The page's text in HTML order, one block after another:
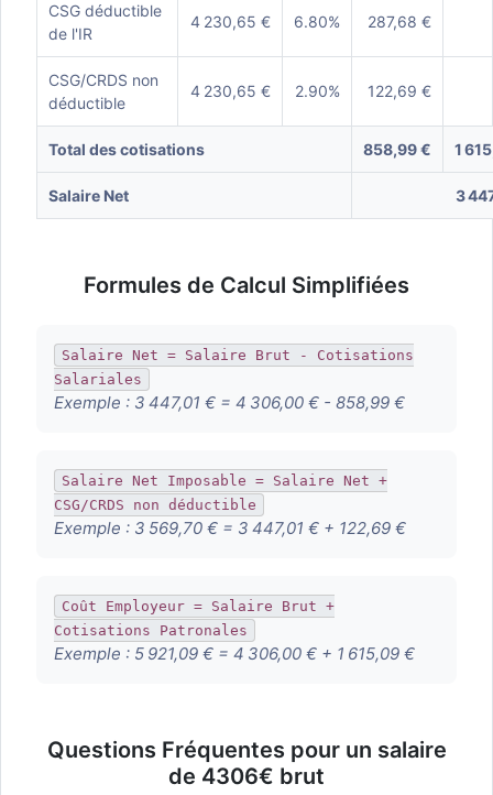
CSG déductible
de l'IR
4 230,65 € 6.80% 287,68 €
CSG/CRDS non
déductible
4 230,65 € 2.90% 122,69 €
Total des cotisations 858,99 € 1
Salaire Net 3
Formules de Calcul Simplifiées
Salaire Net = Salaire Brut - Cotisations
Salariales
Exemple : 3 447,01 € = 4 306,00 € - 858,99 €
Salaire Net Imposable = Salaire Net +
CSG/CRDS non déductible
Exemple : 3 569,70 € = 3 447,01 € + 122,69 €
Coût Employeur = Salaire Brut +
Cotisations Patronales
Exemple : 5 921,09 € = 4 306,00 € + 1 615,09 €
Questions Fréquentes pour un salaire
de 4306€ brut